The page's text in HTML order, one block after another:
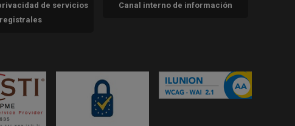
de servicios
registrales
Canal interno de información